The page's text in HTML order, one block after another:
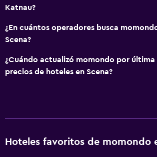
Katnau?
¿En cuántos operadores busca
Scena?
¿Cuándo actualizó momondo por última
precios de hoteles en Scena?
Hoteles favoritos de momondo